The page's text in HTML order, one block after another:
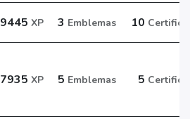
9445 XP 3 Emblemas 10
7935 XP 5 Emblemas 5